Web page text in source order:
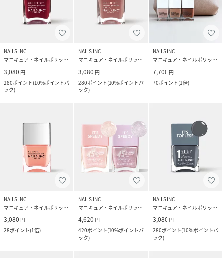
NAILS INC
マニキュア・ネイルポリッシュ
3,080 円
280ポイント(10%ポイントバ
ック)
NAILS INC
マニキュア・ネイルポリッシュ
3,080 円
280ポイント(10%ポイントバ
ック)
NAILS INC
マニキュア・ネイルポリッシュ
7,700 円
70ポイント(1倍)
NAILS INC
マニキュア・ネイルポリッシュ
3,080 円
28ポイント(1倍)
NAILS INC
マニキュア・ネイルポリッシュ
4,620 円
420ポイント(10%ポイントバ
ック)
NAILS INC
マニキュア・ネイルポリッシュ
3,080 円
280ポイント(10%ポイントバ
ック)